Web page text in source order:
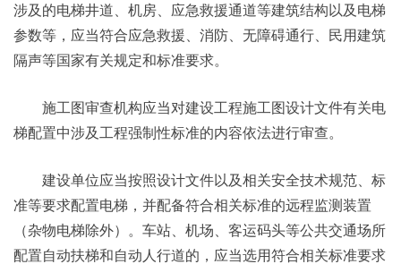
涉及的电梯井道、机房、应急救援通道等建筑结构以及电梯
参数等，应当符合应急救援、消防、无障碍通行、民用建筑
隔声等国家有关规定和标准要求。
施工图审查机构应当对建设工程施工图设计文件有关电
梯配置中涉及工程强制性标准的内容依法进行审查。
建设单位应当按照设计文件以及相关安全技术规范、标
准等要求配置电梯，并配备符合相关标准的远程监测装置
（杂物电梯除外）。车站、机场、客运码头等公共交通场所
配置自动扶梯和自动人行道的，应当选用符合相关标准要求